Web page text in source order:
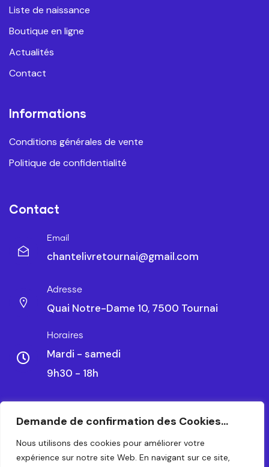
Demande de confirmation des Cookies...
Nous utilisons des cookies pour améliorer votre
expérience sur notre site Web. En navigant sur ce site,
Liste de naissance
Boutique en ligne
Actualités
Contact
Informations
Conditions générales de vente
Politique de confidentialité
Contact
Email
chantelivretournai@gmail.com
Adresse
Quai Notre-Dame 10, 7500 Tournai
Horaires
Mardi - samedi
9h30 - 18h
© 2024 – TOUS DROITS RÉSERVÉS. CRÉATION PAR